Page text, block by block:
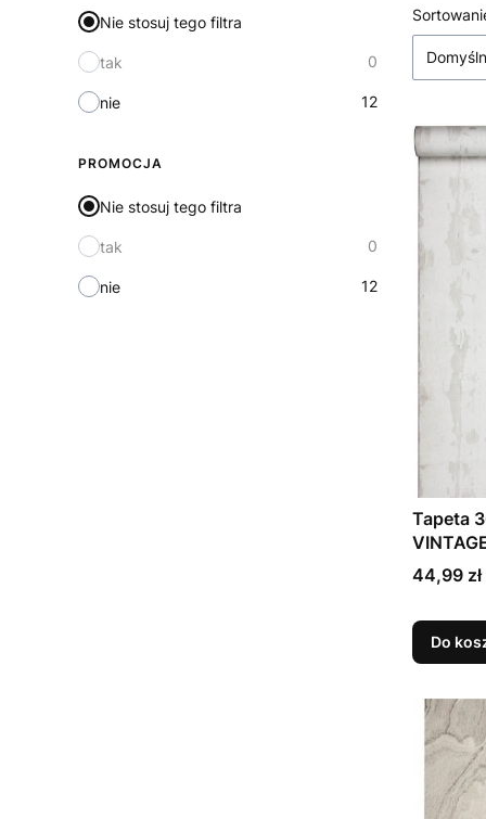
Nie stosuj tego filtra
tak 0
nie 12
PROMOCJA
Nie stosuj tego filtra
tak 0
nie 12
Lista
Tapeta
Cena
44,99 zł
Do